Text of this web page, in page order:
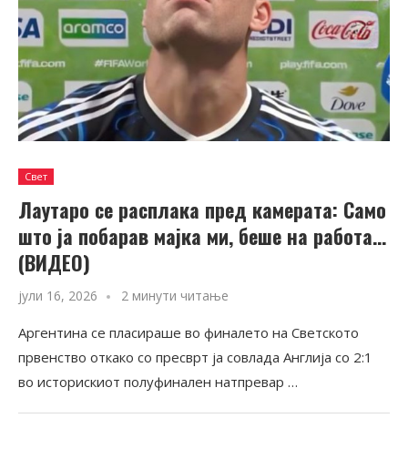
Свет
Лаутаро се расплака пред камерата: Само
што ја побарав мајка ми, беше на работа…
(ВИДЕО)
јули 16, 2026 2 минути читање
Аргентина се пласираше во финалето на Светското
првенство откако со пресврт ја совлада Англија со 2:1
во историскиот полуфинален натпревар …